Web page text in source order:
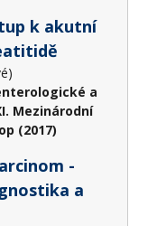
k akutní
a
Mezinárodní
(2017)
-
a